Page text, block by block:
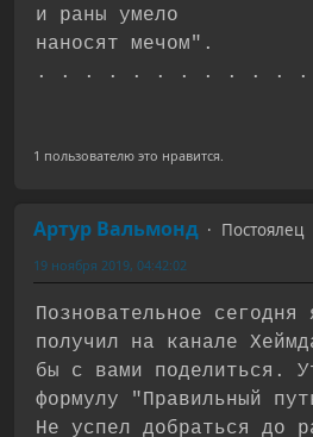
и раны умело
наносят мечом".
. . . . . . . . . . . .
1 пользователю это нравится.
Артур Вальмонд
Постоялец
19 ноября 2019, 04:42:02
Позновательное сегодня
получил на канале
бы с вами поделиться.
формулу "Правильный
Не успел добраться до